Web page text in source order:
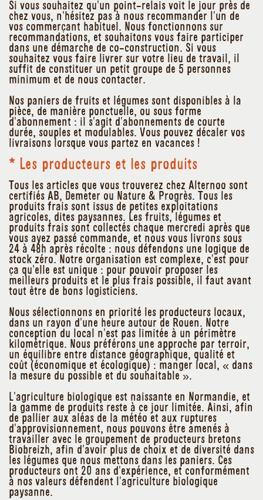
Si vous souhaitez qu'un point-relais voit le jour près de
chez vous, n'hésitez pas à nous recommander l'un de
vos commerçant habituel. Nous fonctionnons sur
recommandations, et souhaitons vous faire participer
dans une démarche de co-construction. Si vous
souhaitez vous faire livrer sur votre lieu de travail, il
suffit de constituer un petit groupe de 5 personnes
minimum et de nous contacter.
Nos paniers de fruits et légumes sont disponibles à la
pièce, de manière ponctuelle, ou sous forme
d'abonnement : il s'agit d'abonnements de courte
durée, souples et modulables. Vous pouvez décaler vos
livraisons lorsque vous partez en vacances !
* Les producteurs et les produits
Tous les articles que vous trouverez chez Alternoo sont
certifiés AB, Demeter ou Nature & Progrès. Tous les
produits frais sont issus de petites exploitations
agricoles, dites paysannes. Les fruits, légumes et
produits frais sont collectés chaque mercredi après que
vous ayez passé commande, et nous vous livrons sous
24 à 48h après récolte : nous défendons une logique de
stock zéro. Notre organisation est complexe, c'est pour
ça qu'elle est unique : pour pouvoir proposer les
meilleurs produits et le plus frais possible, il faut avant
tout être de bons logisticiens.
Nous sélectionnons en priorité les producteurs locaux,
dans un rayon d'une heure autour de Rouen. Notre
conception du local n'est pas limitée à un périmètre
kilométrique. Nous préférons une approche par terroir,
un équilibre entre distance géographique, qualité et
coût (économique et écologique) : manger local, « dans
la mesure du possible et du souhaitable ».
L'agriculture biologique est naissante en Normandie, et
la gamme de produits reste à ce jour limitée. Ainsi, afin
de pallier aux aléas de la météo et aux ruptures
d'approvisionnement, nous pouvons être amenés à
travailler avec le groupement de producteurs bretons
Biobreizh, afin d'avoir plus de choix et de diversité dans
les légumes que nous mettons dans les paniers. Ces
producteurs ont 20 ans d'expérience, et conformément
à nos valeurs défendent l'agriculture biologique
paysanne.